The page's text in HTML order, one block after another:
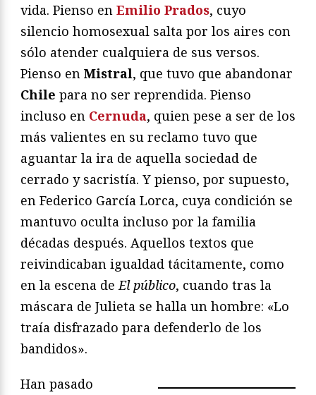
vida. Pienso en Emilio Prados, cuyo
silencio homosexual salta por los aires con
sólo atender cualquiera de sus versos.
Pienso en Mistral, que tuvo que abandonar
Chile para no ser reprendida. Pienso
incluso en Cernuda, quien pese a ser de los
más valientes en su reclamo tuvo que
aguantar la ira de aquella sociedad de
cerrado y sacristía. Y pienso, por supuesto,
en Federico García Lorca, cuya condición se
mantuvo oculta incluso por la familia
décadas después. Aquellos textos que
reivindicaban igualdad tácitamente, como
en la escena de El público, cuando tras la
máscara de Julieta se halla un hombre: «Lo
traía disfrazado para defenderlo de los
bandidos».
Han pasado